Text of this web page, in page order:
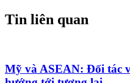
Tin liên quan
Mỹ và ASEAN: Đối tác